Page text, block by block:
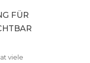
FÜR
viele